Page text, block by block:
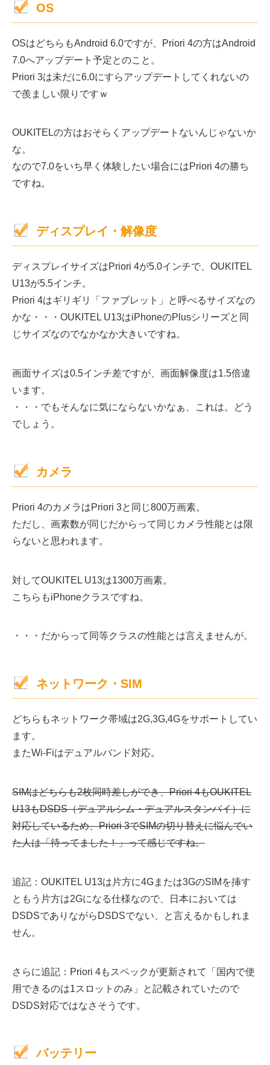
OS
OSはどちらもAndroid 6.0ですが、Priori 4の方はAndroid
7.0へアップデート予定とのこと。
Priori 3は未だに6.0にすらアップデートしてくれないの
で羨ましい限りですｗ
OUKITELの方はおそらくアップデートないんじゃないか
な。
なので7.0をいち早く体験したい場合にはPriori 4の勝ち
ですね。
ディスプレイ・解像度
ディスプレイサイズはPriori 4が5.0インチで、OUKITEL
U13が5.5インチ。
Priori 4はギリギリ「ファブレット」と呼べるサイズなの
かな・・・OUKITEL U13はiPhoneのPlusシリーズと同
じサイズなのでなかなか大きいですね。
画面サイズは0.5インチ差ですが、画面解像度は1.5倍違
います。
・・・でもそんなに気にならないかなぁ、これは。どう
でしょう。
カメラ
Priori 4のカメラはPriori 3と同じ800万画素。
ただし、画素数が同じだからって同じカメラ性能とは限
らないと思われます。
対してOUKITEL U13は1300万画素。
こちらもiPhoneクラスですね。
・・・だからって同等クラスの性能とは言えませんが。
ネットワーク・SIM
どちらもネットワーク帯域は2G,3G,4Gをサポートしてい
ます。
またWi-Fiはデュアルバンド対応。
SIMはどちらも2枚同時差しができ、Priori 4もOUKITEL
U13もDSDS（デュアルシム・デュアルスタンバイ）に
対応しているため、Priori 3でSIMの切り替えに悩んでい
た人は「待ってました！」って感じですね。
追記：OUKITEL U13は片方に4Gまたは3GのSIMを挿す
ともう片方は2Gになる仕様なので、日本においては
DSDSでありながらDSDSでない、と言えるかもしれま
せん。
さらに追記：Priori 4もスペックが更新されて「国内で使
用できるのは1スロットのみ」と記載されていたので
DSDS対応ではなさそうです。
バッテリー